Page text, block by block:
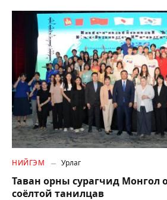
НИЙГЭМ Урлаг
Таван орны сурагчид Монгол
соёлтой танилцав